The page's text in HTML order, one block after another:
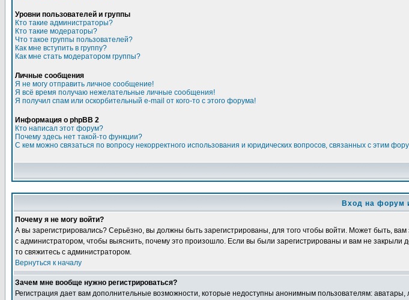
Уровни пользователей и группы
Кто такие администраторы?
Кто такие модераторы?
Что такое группы пользователей?
Как мне вступить в группу?
Как мне стать модератором группы?
Личные сообщения
Я не могу отправить личное сообщение!
Я всё время получаю нежелательные личные сообщения!
Я получил спам или оскорбительный e-mail от кого-то с этого форума!
Информация о phpBB 2
Кто написал этот форум?
Почему здесь нет такой-то функции?
С кем можно связаться по вопросу некорректного использования и юридических вопросов, связанных с этим
Вход на форум
Почему я не могу войти?
А вы зарегистрировались? Серьёзно, вы должны быть зарегистрированы, для того чтобы войти. Может быть,
с администратором, чтобы выяснить, почему это произошло. Если вы были зарегистрированы и вам не
то свяжитесь с администратором.
Вернуться к началу
Зачем мне вообще нужно регистрироваться?
Регистрация дает вам дополнительные возможности, которые недоступны анонимным пользователям: аватары,